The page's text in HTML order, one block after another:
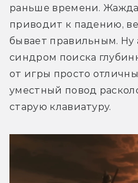
раньше времени.
приводит к падению,
бывает правильным. Ну
синдром поиска
от игры просто
уместный повод
старую клавиатуру.